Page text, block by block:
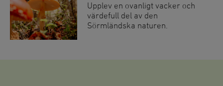
Upplev en ovanligt vacker och
värdefull del av den
Sörmländska naturen.